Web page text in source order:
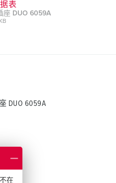
表
座 DUO 6059A
DUO 6059A
在